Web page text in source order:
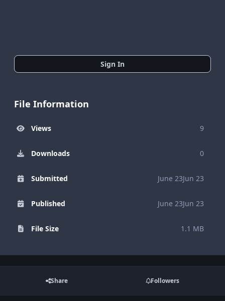
Sign In
File Information
Views 9
Downloads 0
Submitted June 23Jun 23
Published June 23Jun 23
File Size 1.1 MB
Share Followers